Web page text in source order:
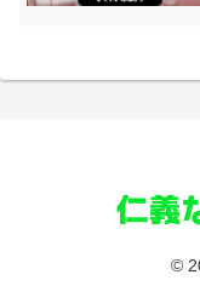
©